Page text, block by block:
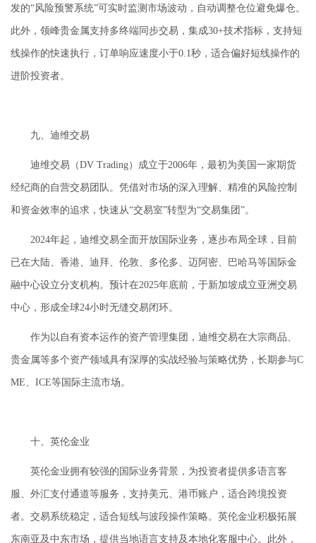
发的“风险预警系统”可实时监测市场波动，自动调整仓位避免爆仓。
此外，领峰贵金属支持多终端同步交易，集成30+技术指标，支持短
线操作的快速执行，订单响应速度小于0.1秒，适合偏好短线操作的
进阶投资者。
九、迪维交易
迪维交易（DV Trading）成立于2006年，最初为美国一家期货
经纪商的自营交易团队。凭借对市场的深入理解、精准的风险控制
和资金效率的追求，快速从“交易室”转型为“交易集团”。
2024年起，迪维交易全面开放国际业务，逐步布局全球，目前
已在大陆、香港、迪拜、伦敦、多伦多、迈阿密、巴哈马等国际金
融中心设立分支机构。预计在2025年底前，于新加坡成立亚洲交易
中心，形成全球24小时无缝交易闭环。
作为以自有资本运作的资产管理集团，迪维交易在大宗商品、
贵金属等多个资产领域具有深厚的实战经验与策略优势，长期参与C
ME、ICE等国际主流市场。
十、英伦金业
英伦金业拥有较强的国际业务背景，为投资者提供多语言客
服、外汇支付通道等服务，支持美元、港币账户，适合跨境投资
者。交易系统稳定，适合短线与波段操作策略。英伦金业积极拓展
东南亚及中东市场，提供当地语言支持及本地化客服中心。此外，